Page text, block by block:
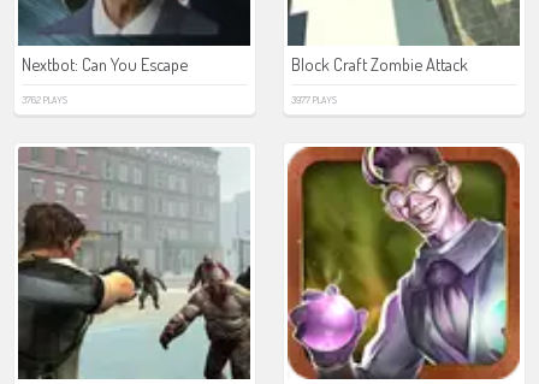
Nextbot: Can You Escape
3762 PLAYS
Block Craft Zombie Attack
3977 PLAYS